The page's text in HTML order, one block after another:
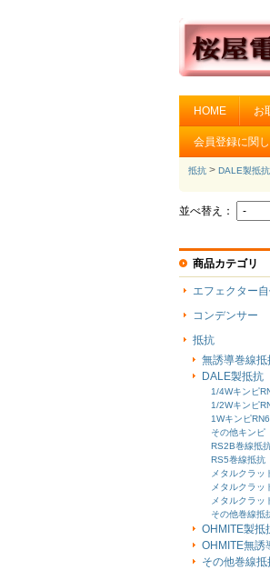
HOME お
会員登録に関
抵抗 > DALE製抵抗
並べ替え：
商品カテゴリ
エフェクター
コンデンサー
抵抗
無誘導巻線抵
DALE製抵抗
1/4Wキンピ
1/2Wキンピ
1Wキンピ
その他キンピ
RS2B巻線抵
RS5巻線抵抗
メタルクラッ
メタルクラッ
メタルクラッ
その他巻線抵
OHMITE製抵
OHMITE無誘
その他巻線抵